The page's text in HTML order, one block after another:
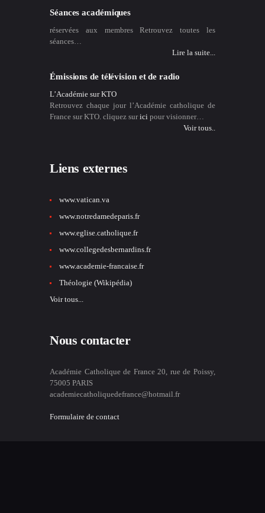
Séances académiques
réservées aux membres Retrouvez toutes les
séances…
Lire la suite...
Émissions de télévision et de radio
L’Académie sur KTO
Retrouvez chaque jour l’Académie catholique de
France sur KTO. cliquez surici pour visionner…
Voir tous..
Liens externes
www.vatican.va
www.notredamedeparis.fr
www.eglise.catholique.fr
www.collegedesbernardins.fr
www.academie-francaise.fr
Théologie (Wikipédia)
Voir tous...
Nous contacter
Académie Catholique de France 20, rue de Poissy,
75005 PARIS
academiecatholiquedefrance@hotmail.fr
Formulaire de contact